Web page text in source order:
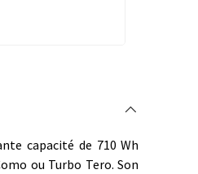
capacité de 710 Wh
ou Turbo Tero. Son